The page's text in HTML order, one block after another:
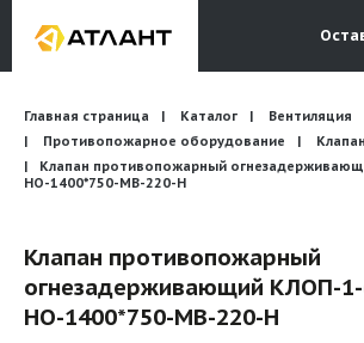
Электронная почта
info@atlantcompany.ru
Бесплатный
8 (495)
Бренды
Каталоги
Бланки запросов
Главная страница Каталог
Вентиляция
Противопожарное оборудование
Клапан противопожарный
НО-1400*750-МВ-220-H
Клапан противопожарный
огнезадерживающий КЛОП-
НО-1400*750-МВ-220-H